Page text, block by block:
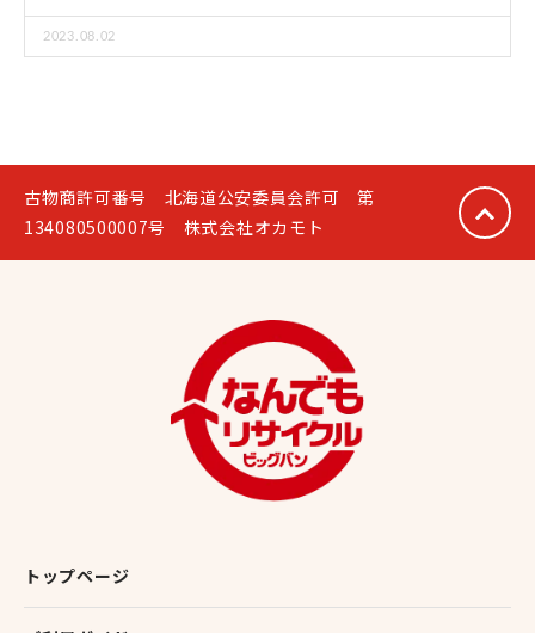
2023.08.02
古物商許可番号 北海道公安委員会許可 第
134080500007号 株式会社オカモト
トップページ